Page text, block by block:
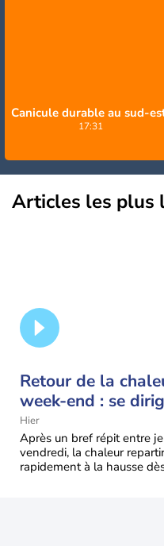
Canicule durable au sud-
17:31
Articles les plus
Retour de la
week-end : se
vers une cinquième
de chaleur en
Hier
Après un bref répit entre
vendredi, la chaleur
rapidement à la hausse